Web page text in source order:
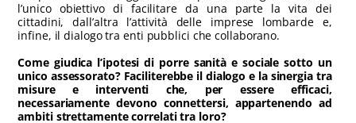
l’unico obiettivo di facilitare da una parte la vita dei
cittadini, dall’altra l’attività delle imprese lombarde e,
infine, il dialogo tra enti pubblici che collaborano.
Come giudica l’ipotesi di porre sanità e sociale sotto un
unico assessorato? Faciliterebbe il dialogo e la sinergia tra
misure e interventi che, per essere efficaci,
necessariamente devono connettersi, appartenendo ad
ambiti strettamente correlati tra loro?